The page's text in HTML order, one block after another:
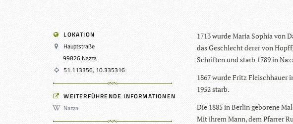
LOKATION
Hauptstraße
99826 Nazza
51.113356, 10.335316
WEITERFÜHRENDE INFORMATIONEN
Nazza
1713 wurde Maria Sophia von
das Geschlecht derer von
Schrif­ten und starb 1789 in
1867 wurde Fritz Fleisch­hauer
1952 starb.
Die 1885 in Ber­lin gebo­rene
Mit ihrem Mann, dem Pfar­rer